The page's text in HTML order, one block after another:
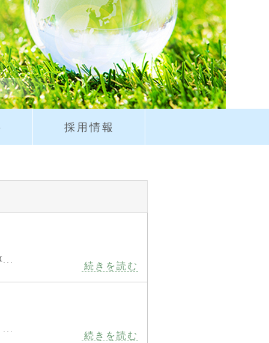
採用情報
続きを読む
続きを読む